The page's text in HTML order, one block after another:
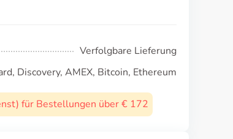
Verfolgbare Lieferung
Discovery, AMEX, Bitcoin, Ethereum
für Bestellungen über € 172